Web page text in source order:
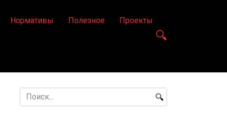
Нормативы Полезное Проекты
Search
for: